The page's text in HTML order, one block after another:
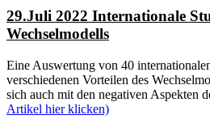
29.Juli 2022 Internationale
Wechselmodells
Eine Auswertung von 40
verschiedenen Vorteilen des
sich auch mit den negativen Aspekten
Artikel hier klicken)